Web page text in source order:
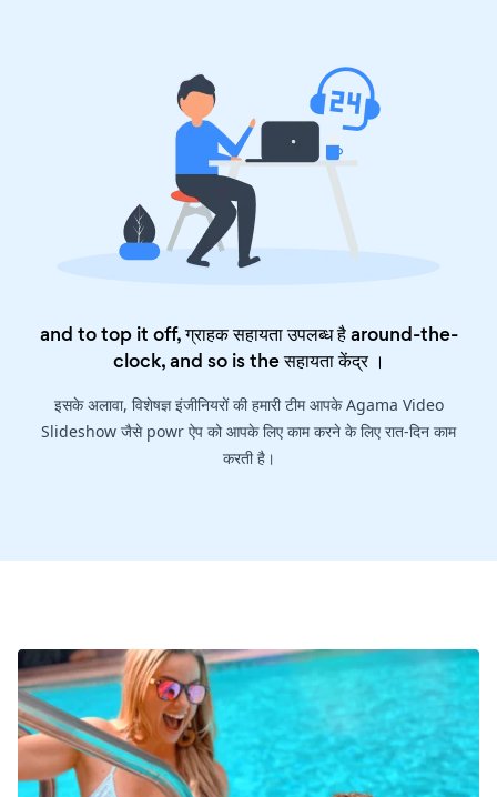
and to top it off, ग्राहक सहायता उपलब्ध है around-the-
clock, and so is theसहायता केंद्र।
इसके अलावा, विशेषज्ञ इंजीनियरों की हमारी टीम आपके Agama Video
Slideshow जैसे powr ऐप को आपके लिए काम करने के लिए रात-दिन काम
करती है।